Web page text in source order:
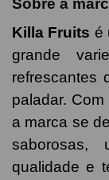
Sobre a
Killa Fruits é
grande
refrescantes
paladar.
a marca se
saborosas,
qualidade e